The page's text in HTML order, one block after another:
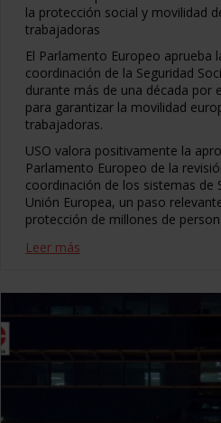
la protección social y movilidad
trabajadoras
El Parlamento Europeo aprueba
coordinación de la Seguridad
durante más de una década por
para garantizar la movilidad
trabajadoras.
USO valora positivamente la
Parlamento Europeo de la
coordinación de los sistemas de
Unión Europea, un paso
protección de millones de
Leer más